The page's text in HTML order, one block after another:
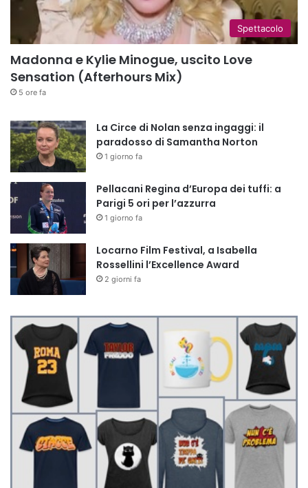
Spettacolo
Madonna e Kylie Minogue, uscito Love
Sensation (Afterhours Mix)
5 ore fa
La Circe di Nolan senza ingaggi: il
paradosso di Samantha Norton
1 giorno fa
Pellacani Regina d’Europa dei tuffi: a
Parigi 5 ori per l’azzurra
1 giorno fa
Locarno Film Festival, a Isabella
Rossellini l’Excellence Award
2 giorni fa